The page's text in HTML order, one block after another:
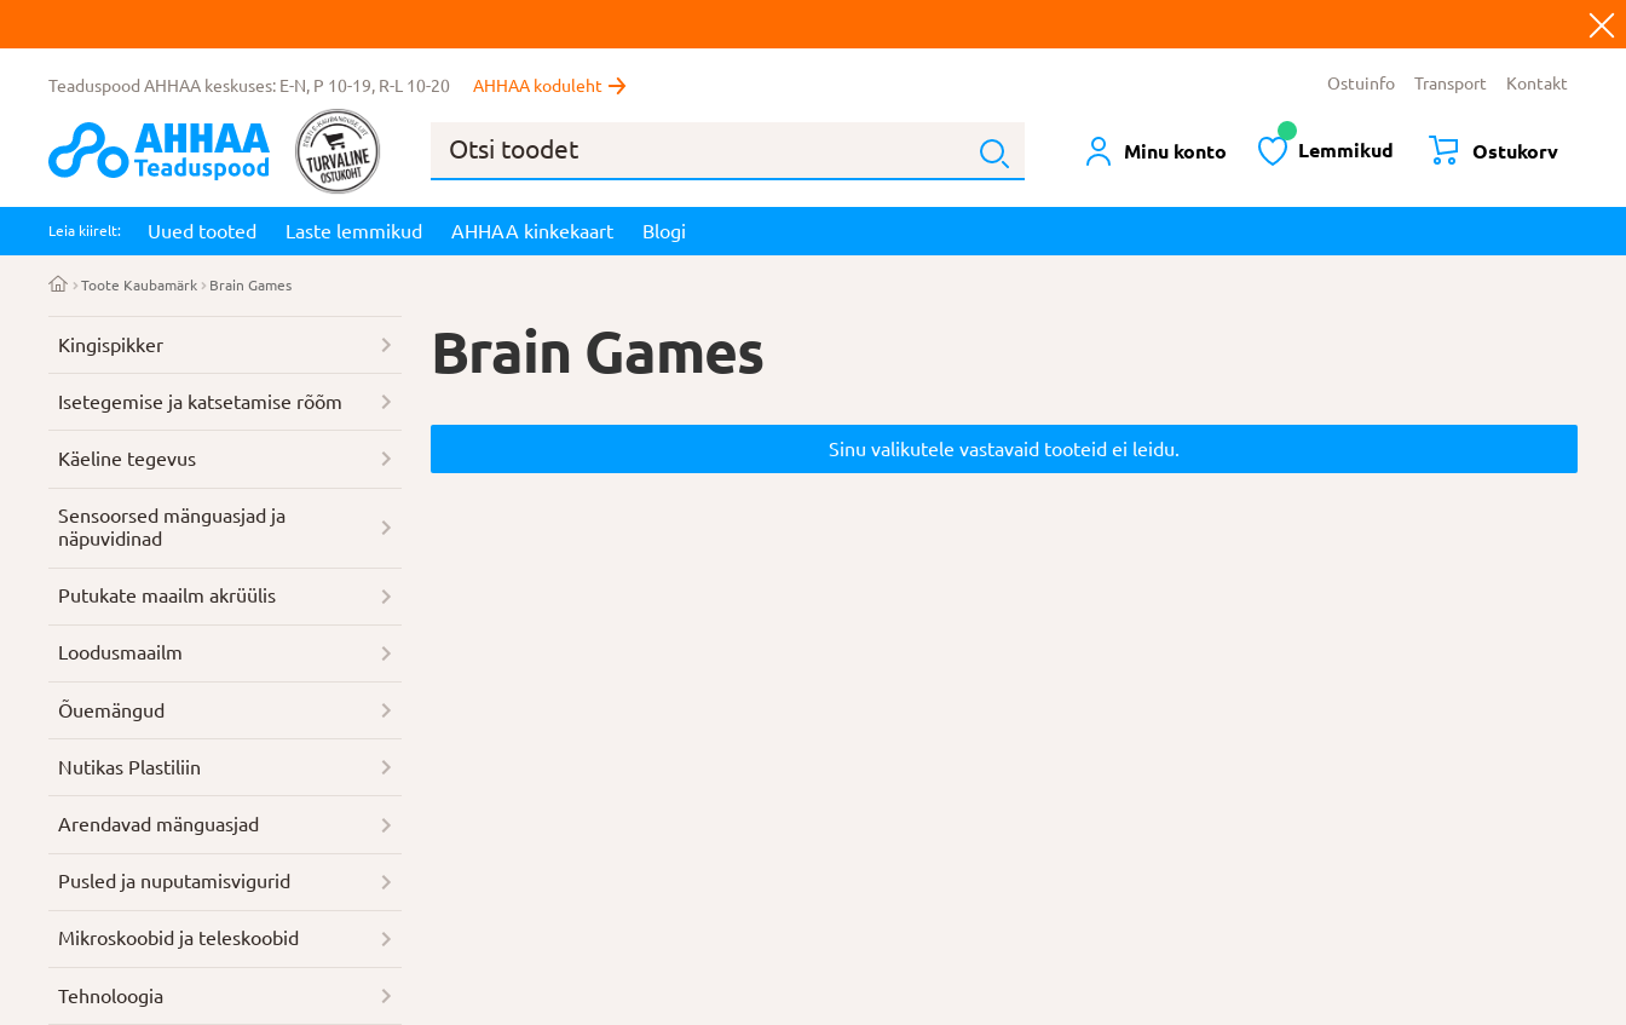
Teaduspood AHHAA keskuses: E-N, P 10-19, R-L 10-20 AHHAA koduleht Ostuinfo Transport Kontakt
Products
Minu konto Lemmikud Ostukorv
Leia kiirelt: Uued tooted Laste lemmikud AHHAA kinkekaart Blogi
Toote Kaubamärk Brain Games
Brain Games
Sinu valikutele vastavaid tooteid ei leidu.
Kingispikker
Isetegemise ja katsetamise rõõm
Käeline tegevus
Sensoorsed mänguasjad ja
näpuvidinad
Putukate maailm akrüülis
Loodusmaailm
Õuemängud
Nutikas Plastiliin
Arendavad mänguasjad
Pusled ja nuputamisvigurid
Mikroskoobid ja teleskoobid
Tehnoloogia